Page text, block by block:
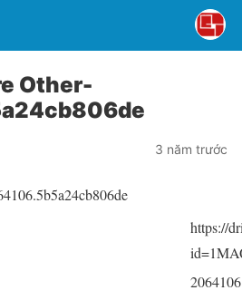
Other-
3 năm trước
https://